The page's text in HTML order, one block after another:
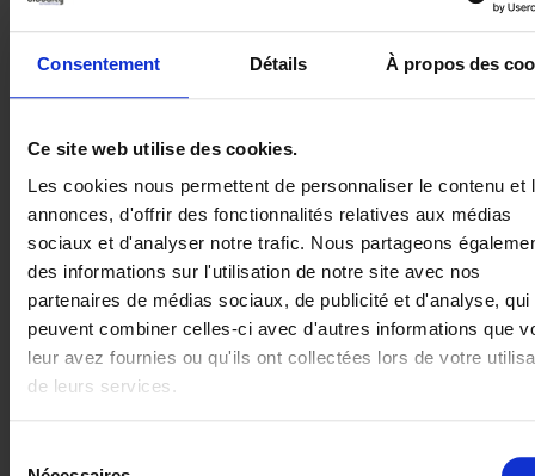
Consentement Détails À propos des
Ce site web utilise des cookies.
Les cookies nous permettent de personnaliser le contenu et
annonces, d'offrir des fonctionnalités relatives aux médias
sociaux et d'analyser notre trafic. Nous partageons
des informations sur l'utilisation de notre site avec nos
partenaires de médias sociaux, de publicité et d'analyse, qui
peuvent combiner celles-ci avec d'autres informations que
leur avez fournies ou qu'ils ont collectées lors de votre
de leurs services.
Parcourir nos
ressources
Comment optimiser sa